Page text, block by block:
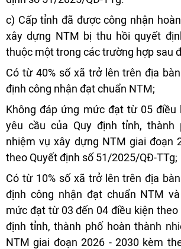
c) Cấp tỉnh đã được công nhận
xây dựng NTM bị thu hồi quyết
thuộc một trong các trường hợp sau
Có từ 40% số xã trở lên trên địa
định công nhận đạt chuẩn NTM;
Không đáp ứng mức đạt từ 05 điều
yêu cầu của Quy định tỉnh, thành
nhiệm vụ xây dựng NTM giai đoạn
theo Quyết định số 51/2025/QĐ-TTg;
Có từ 10% số xã trở lên trên địa
định công nhận đạt chuẩn NTM
mức đạt từ 03 đến 04 điều kiện theo
định tỉnh, thành phố hoàn thành
NTM giai đoạn 2026 - 2030 kèm